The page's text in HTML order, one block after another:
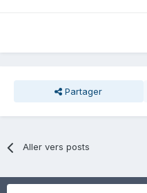
Partager
Aller vers posts